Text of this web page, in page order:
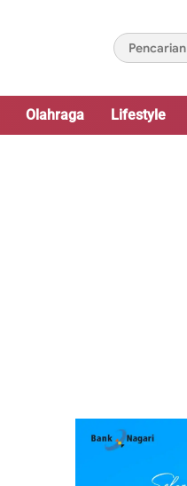
Olahraga Lifestyle